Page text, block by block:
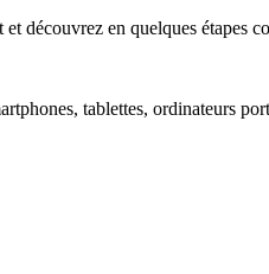
découvrez en quelques étapes
tablettes, ordinateurs